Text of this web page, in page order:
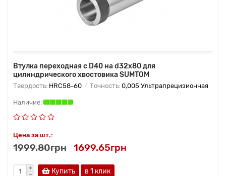
Втулка переходная с D40 на d32x80 для
цилиндрического хвостовика SUMTOM
Твердость: HRC58-60 Точность: 0,005 Ультрапрецизионная
Цена за шт.:
1999.80грн 1699.65грн
Купить в 1 клик